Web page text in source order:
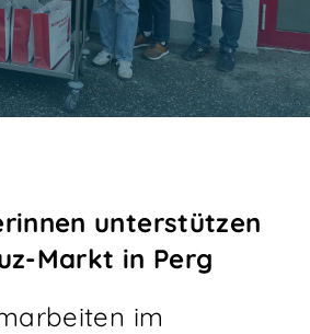
KONTAKT
unterstützen
Markt in Perg
im